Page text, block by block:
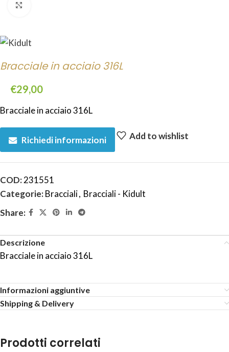
Bracciale in acciaio 316L
€29,00
Bracciale in acciaio 316L
Richiedi informazioni Add to wishlist
COD:231551
Categorie:Bracciali, Bracciali - Kidult
Share:
Descrizione
Bracciale in acciaio 316L
Informazioni aggiuntive
Shipping & Delivery
Prodotti correlati